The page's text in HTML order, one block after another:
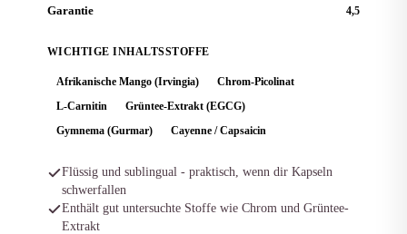
Garantie 4,5
WICHTIGE INHALTSSTOFFE
Afrikanische Mango (Irvingia)
Chrom-Picolinat
L-Carnitin
Grüntee-Extrakt (EGCG)
Gymnema (Gurmar)
Cayenne / Capsaicin
Flüssig und sublingual - praktisch, wenn dir Kapseln
schwerfallen
Enthält gut untersuchte Stoffe wie Chrom und Grüntee-
Extrakt